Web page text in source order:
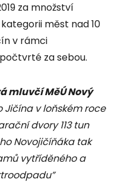
za množství
měst nad 10
v rámci
za sebou.
mluvčí MěÚ Nový
Jičína v loňském roce
dvory 113 tun
Novojičíňáka tak
vytříděného a